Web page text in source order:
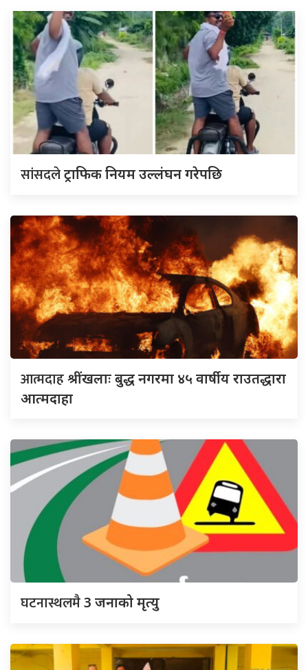
सांसदलेट्राफिक नियम उल्लंघन गरेपछि
आत्मदाहश्रींखलाः बुद्ध नगरमा ४५ वार्षीय राउतद्धारा
आत्मदाहा
घटनास्थलमै3 जनाको मृत्यु